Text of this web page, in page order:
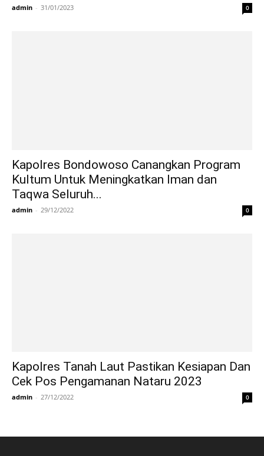
admin - 31/01/2023 0
Kapolres Bondowoso Canangkan Program
Kultum Untuk Meningkatkan Iman dan
Taqwa Seluruh...
admin - 29/12/2022 0
Kapolres Tanah Laut Pastikan Kesiapan Dan
Cek Pos Pengamanan Nataru 2023
admin - 27/12/2022 0